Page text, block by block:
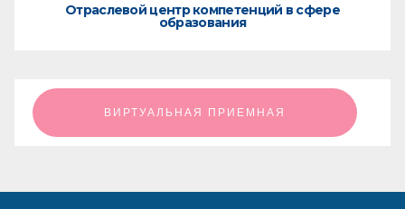
Отраслевой центр компетенций в сфере
образования
ㅤㅤㅤㅤㅤㅤㅤㅤㅤВИРТУАЛЬНАЯ ПРИЕМНАЯㅤㅤㅤㅤㅤㅤㅤㅤㅤ